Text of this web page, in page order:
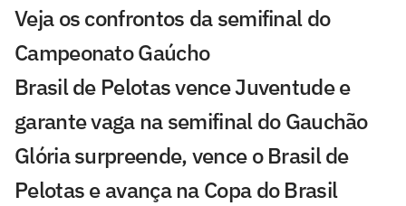
Veja os confrontos da semifinal do
Campeonato Gaúcho
Brasil de Pelotas vence Juventude e
garante vaga na semifinal do Gauchão
Glória surpreende, vence o Brasil de
Pelotas e avança na Copa do Brasil